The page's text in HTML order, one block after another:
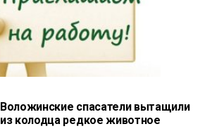
Воложинские спасатели вытащили
из колодца редкое животное